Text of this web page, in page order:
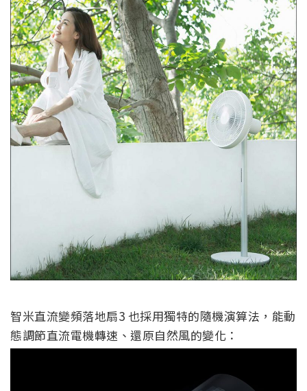
智米直流變頻落地扇3 也採用獨特的隨機演算法，能動
態調節直流電機轉速、還原自然風的變化：